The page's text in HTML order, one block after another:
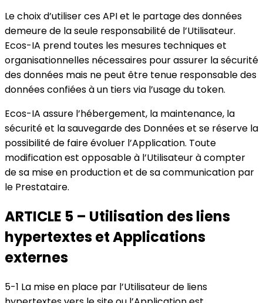
Le choix d’utiliser ces API et le partage des données
demeure de la seule responsabilité de l’Utilisateur.
Ecos-IA prend toutes les mesures techniques et
organisationnelles nécessaires pour assurer la sécurité
des données mais ne peut être tenue responsable des
données confiées à un tiers via l’usage du token.
Ecos-IA assure l’hébergement, la maintenance, la
sécurité et la sauvegarde des Données et se réserve la
possibilité de faire évoluer l’Application. Toute
modification est opposable à l’Utilisateur à compter
de sa mise en production et de sa communication par
le Prestataire.
ARTICLE 5 – Utilisation des liens
hypertextes et Applications
externes
5-1 La mise en place par l’Utilisateur de liens